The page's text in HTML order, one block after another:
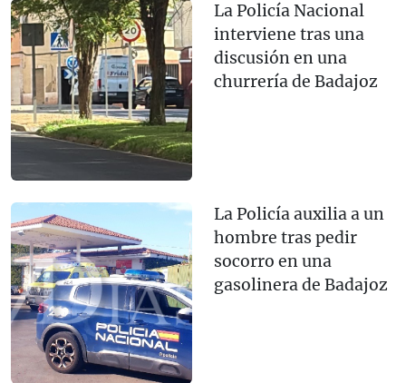
La Policía Nacional
interviene tras una
discusión en una
churrería de Badajoz
La Policía auxilia a un
hombre tras pedir
socorro en una
gasolinera de Badajoz